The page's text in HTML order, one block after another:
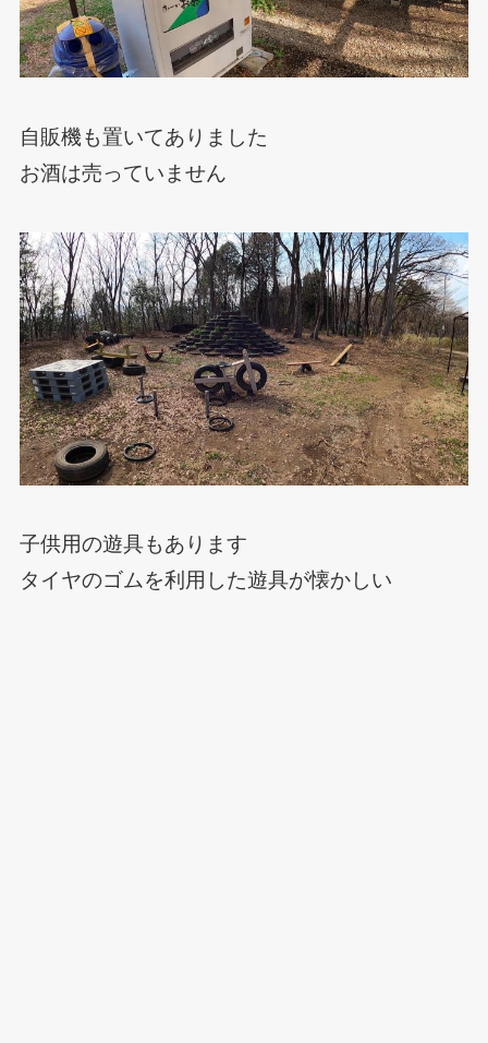
自販機も置いてありました
お酒は売っていません
子供用の遊具もあります
タイヤのゴムを利用した遊具が懐かしい